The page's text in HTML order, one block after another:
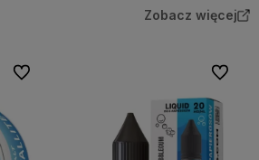
Zobacz więcej
Do ulubionych Do